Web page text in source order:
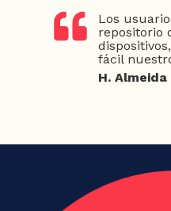
Los
repositorio
fácil
H. Almeida